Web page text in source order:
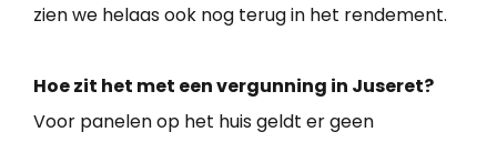
zien we helaas ook nog terug in het rendement.
Hoe zit het met een vergunning in Juseret?
Voor panelen op het huis geldt er geen